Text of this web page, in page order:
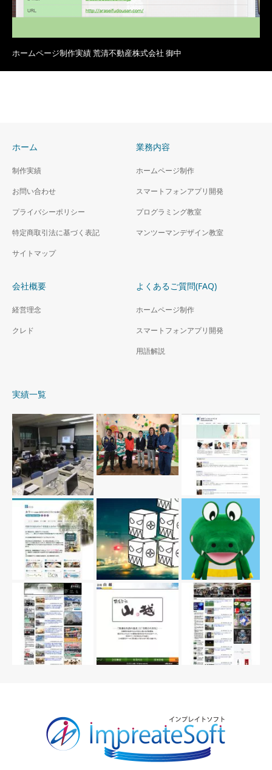
ホームページ制作実績 荒清不動産株式会社 御中
ホーム
制作実績
お問い合わせ
プライバシーポリシー
特定商取引法に基づく表記
サイトマップ
業務内容
ホームページ制作
スマートフォンアプリ開発
プログラミング教室
マンツーマンデザイン教室
会社概要
経営理念
クレド
よくあるご質問(FAQ)
ホームページ制作
スマートフォンアプリ開発
用語解説
実績一覧